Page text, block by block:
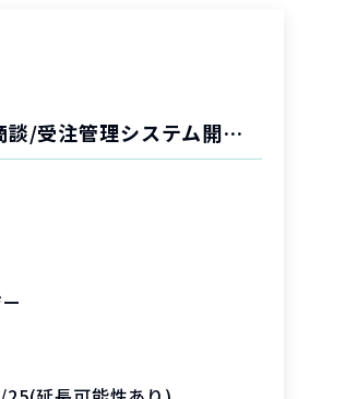
大手国内SIer 業務改革に伴う商談/受注管理システム開発PJのPMO